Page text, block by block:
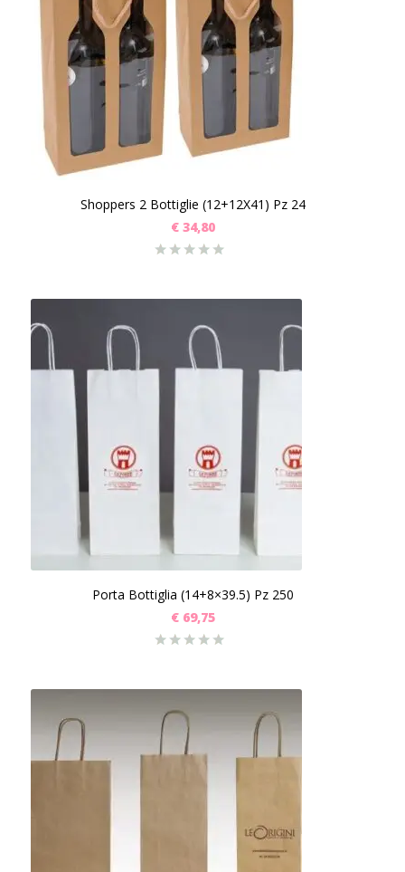
Shoppers 2 Bottiglie (12+12X41) Pz 24
€ 34,80
Porta Bottiglia (14+8×39.5) Pz 250
€ 69,75